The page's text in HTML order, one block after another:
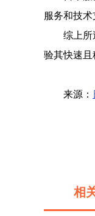
服务和技术
综上所
验其快速且
来源：
相